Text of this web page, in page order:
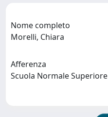
Nome completo
Morelli, Chiara
Afferenza
Scuola Normale Superiore